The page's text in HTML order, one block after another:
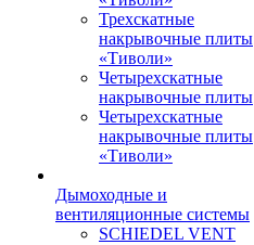
Трехскатные
накрывочные плиты
«Тиволи»
Четырехскатные
накрывочные плиты
Четырехскатные
накрывочные плиты
«Тиволи»
Дымоходные и
вентиляционные системы
SCHIEDEL VENT